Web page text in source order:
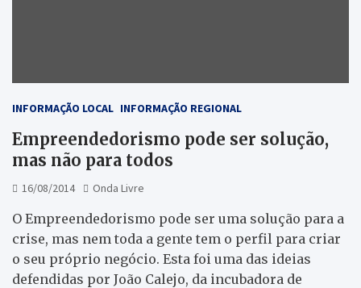
INFORMAÇÃO LOCAL INFORMAÇÃO REGIONAL
Empreendedorismo pode ser solução,
mas não para todos
16/08/2014 Onda Livre
O Empreendedorismo pode ser uma solução para a
crise, mas nem toda a gente tem o perfil para criar
o seu próprio negócio. Esta foi uma das ideias
defendidas por João Calejo, da incubadora de